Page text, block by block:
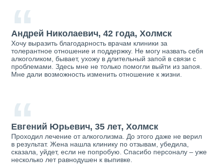
“
Андрей Николаевич, 42 года, Холмск
Хочу выразить благодарность врачам клиники за
толерантное отношение и поддержку. Не могу назвать себя
алкоголиком, бывает, ухожу в длительный запой в связи с
проблемами. Здесь мне не только помогли выйти из запоя.
Мне дали возможность изменить отношение к жизни.
“
Евгений Юрьевич, 35 лет, Холмск
Проходил лечение от алкоголизма. До этого даже не верил
в результат. Жена нашла клинику по отзывам, убедила,
сказала, уйдет, если не попробую. Спасибо персоналу – уже
несколько лет равнодушен к выпивке.